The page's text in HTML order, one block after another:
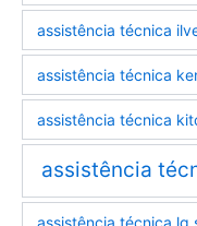
assistência técnica
assistência técnica
assistência técnica
assistência
assistência técnica lg